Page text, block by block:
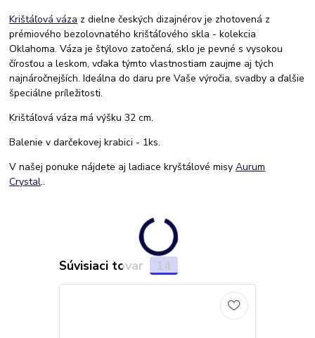
Krištáľová váza z dielne českých dizajnérov je zhotovená z
prémiového bezolovnatého krištáľového skla - kolekcia
Oklahoma. Váza je štýlovo zatočená, sklo je pevné s vysokou
čírosťou a leskom, vďaka týmto vlastnostiam zaujme aj tých
najnáročnejších. Ideálna do daru pre Vaše výročia, svadby a ďalšie
špeciálne príležitosti.
Krištáľová váza má výšku 32 cm.
Balenie v darčekovej krabici - 1ks.
V našej ponuke nájdete aj ladiace kryštálové misyAurum
Crystal..
Súvisiaci tovar 14